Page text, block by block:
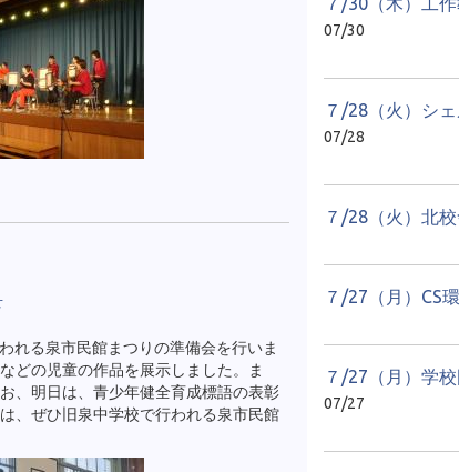
る泉市民館まつりの準備会を行いま
どの児童の作品を展示しました。ま
、明日は、青少年健全育成標語の表彰
、ぜひ旧泉中学校で行われる泉市民館
07/30
07/28
７/28（火）北
７/27（月）CS
07/27